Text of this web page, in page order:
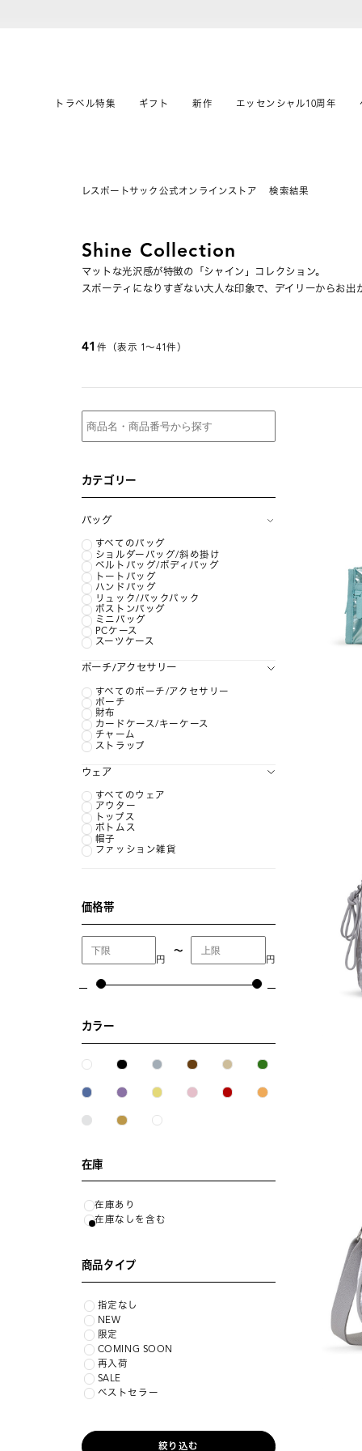
トラベル特集 ギフト 新作 エッセンシャル10周年
レスポートサック公式オンラインストア 検索結果
Shine Collection
マットな光沢感が特徴の「シャイン」コレクション。
スポーティになりすぎない大人な印象で、デイリーからお
41 件（表示 1〜41件）
カテゴリー
バッグ
すべてのバッグ
ショルダーバッグ/斜め掛け
ベルトバッグ/ボディバッグ
トートバッグ
ハンドバッグ
リュック/バックパック
ボストンバッグ
ミニバッグ
PCケース
スーツケース
ポーチ/アクセサリー
すべてのポーチ/アクセサリー
ポーチ
財布
カードケース/キーケース
チャーム
ストラップ
ウェア
すべてのウェア
アウター
トップス
ボトムス
帽子
ファッション雑貨
価格帯
円
〜
円
カラー
在庫
在庫あり
在庫なしを含む
商品タイプ
指定なし
NEW
限定
COMING SOON
再入荷
SALE
ベストセラー
絞り込む